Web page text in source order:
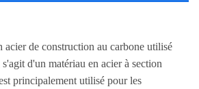
acier de construction au carbone utilisé
d'un matériau en acier à section
principalement utilisé pour les